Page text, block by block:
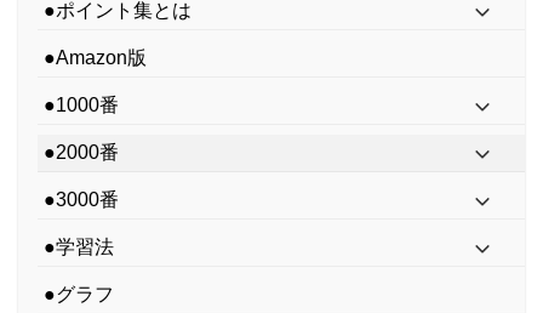
●ポイント集とは
●Amazon版
●1000番
●2000番
●3000番
●学習法
●グラフ